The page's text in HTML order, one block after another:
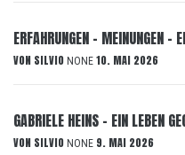
ERFAHRUNGEN – MEINUNGEN –
VON SILVIO NONE 10. MAI 2026
GABRIELE HEINS – EIN LEBEN
VON SILVIO NONE 9. MAI 2026